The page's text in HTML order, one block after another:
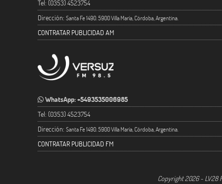
Tel: (0353) 4523754
Dirección: Santa Fe 1490. 5900 Villa María, Córdoba, Argentina.
CONTRATAR PUBLICIDAD AM
WhatsApp: +5493535006985
Tel: (0353) 4523754
Dirección: Santa Fe 1490. 5900 Villa María, Córdoba, Argentina.
CONTRATAR PUBLICIDAD FM
Copyright 2026 - LV28